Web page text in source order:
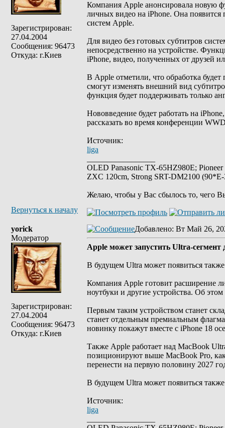
Зарегистрирован:
27.04.2004
Сообщения: 96473
Откуда: г.Киев
Компания Apple анонсировала новую
личных видео на iPhone. Она
систем Apple.
Для видео без готовых субтитров
непосредственно на устройстве.
iPhone, видео, полученных от друзей
В Apple отметили, что обработка
смогут изменять внешний вид
функция будет поддерживать только
Нововведение будет работать на
рассказать во время конференции
Источник:
liga
OLED Panasonic TX-65HZ980E;
ZXC 120cm, Strong SRT-DM2100
Желаю, чтобы у Вас сбылось то, чего
Вернуться к началу
yorick
Модератор
Зарегистрирован:
27.04.2004
Сообщения: 96473
Откуда: г.Киев
Добавлено: Вт Май 26,
Apple может запустить Ultra-
В будущем Ultra может появиться
Компания Apple готовит расширение
ноутбуки и другие устройства. Об
Первым таким устройством станет
станет отдельным премиальным
новинку покажут вместе с iPhone 18
Также Apple работает над MacBook
позиционируют выше MacBook Pro,
перенести на первую половину 2027
В будущем Ultra может появиться
Источник:
liga